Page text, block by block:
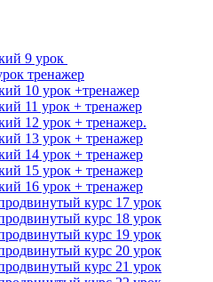
9 урок
тренажер
10 урок +тренажер
11 урок + тренажер
12 урок + тренажер.
13 урок + тренажер
14 урок + тренажер
15 урок + тренажер
16 урок + тренажер
курс 17 урок
курс 18 урок
курс 19 урок
курс 20 урок
курс 21 урок